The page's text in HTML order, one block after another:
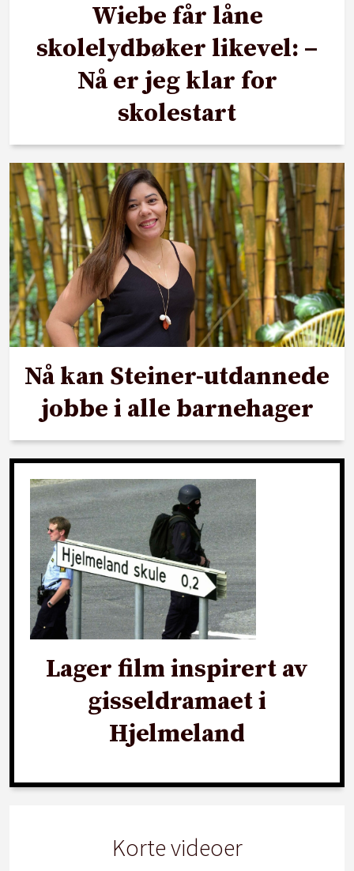
Wiebe får låne
skolelydbøker likevel: –
Nå er jeg klar for
skolestart
Nå kan Steiner-utdannede
jobbe i alle barnehager
Lager film inspirert av
gisseldramaet i
Hjelmeland
Korte videoer